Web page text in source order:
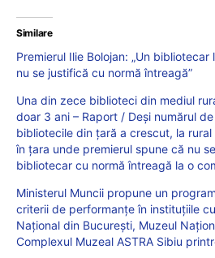
Similare
Premierul Ilie Bolojan: „Un bibliotecar
nu se justifică cu normă întreagă”
Una din zece biblioteci din mediul
doar 3 ani – Raport / Deși numărul
bibliotecile din țară a crescut, la
în țara unde premierul spune că nu
bibliotecar cu normă întreagă la o
Ministerul Muncii propune un
criterii de performanțe în instituțiile
Național din București, Muzeul
Complexul Muzeal ASTRA Sibiu